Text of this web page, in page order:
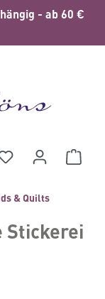
- ab 60 €
& Quilts
Stickerei